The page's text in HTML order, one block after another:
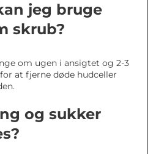
jeg bruge
skrub?
om ugen i ansigtet og 2-3
at fjerne døde hudceller
og sukker